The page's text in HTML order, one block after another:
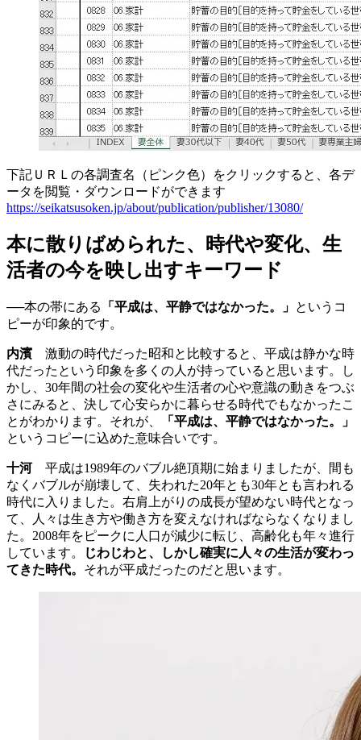
下記ＵＲＬの各調査名（ピンク色）をクリックすると、各デ
ータを閲覧・ダウンロードができます
https://seikatsusoken.jp/about/publication/publisher/13080/
本に散りばめられた、時代や変化、生
活者の今を映し出すキーワード
──本の帯にある 「平成は、平静ではなかった。」 というコ
ピーが印象的です。
内濱 激動の時代だった昭和と比較すると、平成は静かな時
代だったという印象を多くの人が持っていると思います。し
かし、30年間の社会の変化や生活者の心や意識の動きをつぶ
さにみると、決して心安らかに暮らせる時代でもなかったこ
とがわかります。それが、
「平成は、平静ではなかった。」
というコピーに込めた意味合いです。
十河平成は1989年のバブル絶頂期に始まりましたが、間も
なくバブルが崩壊して、失われた20年とも30年とも言われる
時代に入りました。右肩上がりの成長が望めない時代となっ
て、人々は生き方や働き方を変えなければならなくなりまし
た。2008年をピークに人口が減少に転じ、高齢化も年々進行
しています。
じわじわと、しかし確実に人々の生活が変わっ
てきた時代。 それが平成だったのだと思います。